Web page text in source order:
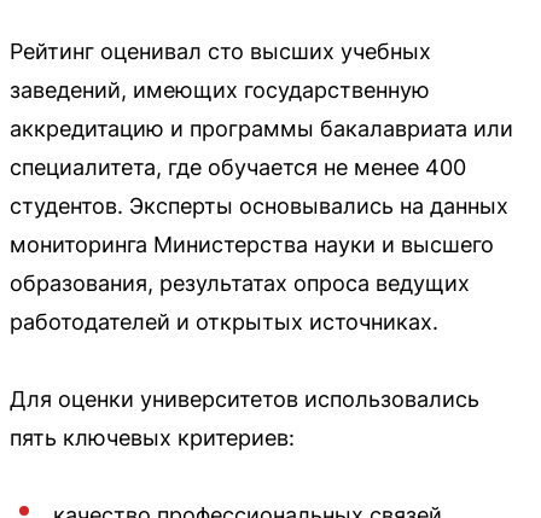
Рейтинг оценивал сто высших учебных
заведений, имеющих государственную
аккредитацию и программы бакалавриата или
специалитета, где обучается не менее 400
студентов. Эксперты основывались на данных
мониторинга Министерства науки и высшего
образования, результатах опроса ведущих
работодателей и открытых источниках.
Для оценки университетов использовались
пять ключевых критериев: